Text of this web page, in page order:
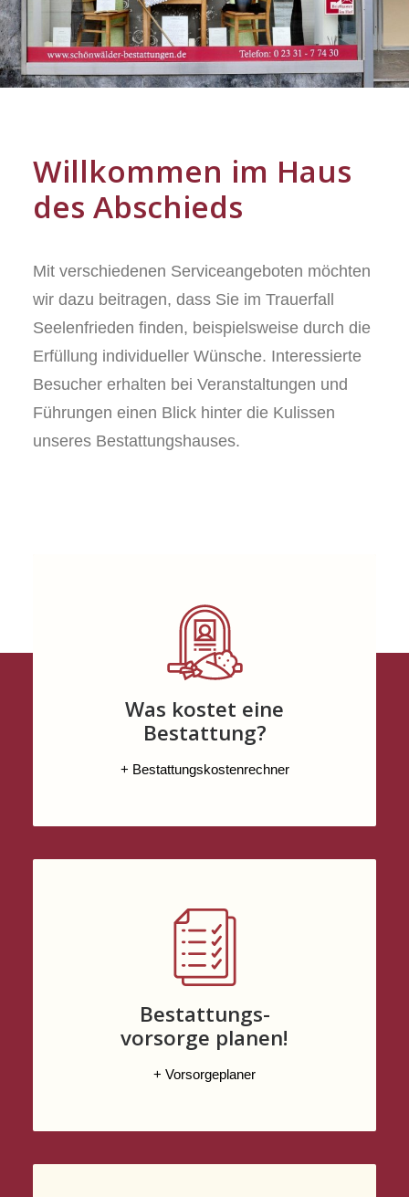
Willkommen im Haus
des Abschieds
Mit verschiedenen Serviceangeboten möchten
wir dazu beitragen, dass Sie im Trauerfall
Seelenfrieden finden, beispielsweise durch die
Erfüllung individueller Wünsche. Interessierte
Besucher erhalten bei Veranstaltungen und
Führungen einen Blick hinter die Kulissen
unseres Bestattungshauses.
Was kostet eine
Bestattung?
+ Bestattungskostenrechner
Bestattungs-
vorsorge planen!
+ Vorsorgeplaner